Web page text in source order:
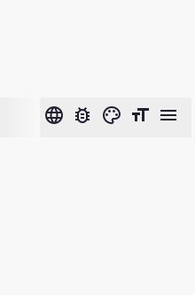
language bug_report color_lens format_size menu